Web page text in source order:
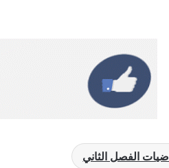
الفصل الثاني